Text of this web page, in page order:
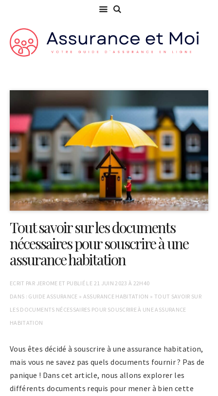
Tout savoir sur les documents
nécessaires pour souscrire à une
assurance habitation
ECRIT PAR JEROME ET PUBLIÉ LE 21 JUIN 2023 À 22H40
DANS : GUIDE ASSURANCE » ASSURANCE HABITATION » TOUT SAVOIR SUR
LES DOCUMENTS NÉCESSAIRES POUR SOUSCRIRE À UNE ASSURANCE
HABITATION
Vous êtes décidé à souscrire à une assurance habitation,
mais vous ne savez pas quels documents fournir ? Pas de
panique ! Dans cet article, nous allons explorer les
différents documents requis pour mener à bien cette